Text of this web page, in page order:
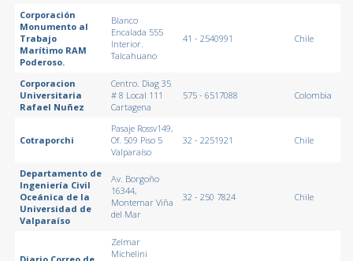
Corporación
Monumento al
Trabajo
Marítimo RAM
Poderoso.
Blanco
Encalada 555
Interior.
Talcahuano
41 - 2540991 Chile
Corporacion
Universitaria
Rafael Nuñez
Centro. Diag 35
# 8 Local 111
Cartagena
575 - 6517088 Colombia
Cotraporchi
Pasaje Rossv149,
Of. 509 Piso 5
Valparaíso
32 - 2251921 Chile
Departamento de
Ingeniería Civil
Oceánica de la
Universidad de
Valparaíso
Av. Borgoño
16344,
Montemar Viña
del Mar
32 - 250 7824 Chile
Zelmar
Michelini